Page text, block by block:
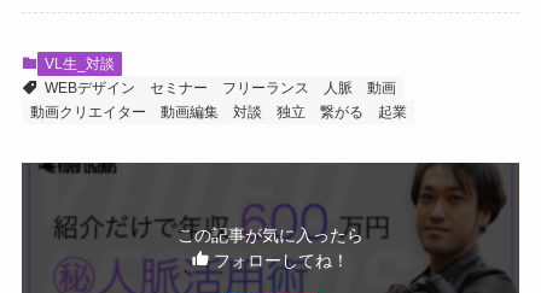
VL生_対談
WEBデザイン
セミナー フリーランス 人脈
動画
動画クリエイター
動画編集 対談 独立 繋がる 起業
この記事が気に入ったら
フォローしてね！